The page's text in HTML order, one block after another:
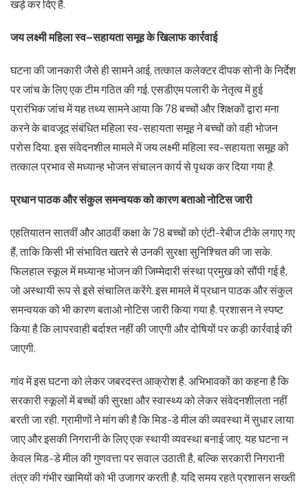
खड़े कर दिए हैं.
जयलक्ष्मीमहिलास्व–सहायतासमूहकेखिलाफकार्रवाई
घटना की जानकारी जैसे ही सामने आई, तत्काल कलेक्टर दीपक सोनी के निर्देश
पर जांच के लिए एक टीम गठित की गई. एसडीएम पलारी के नेतृत्व में हुई
प्रारंभिक जांच में यह तथ्य सामने आया कि 78 बच्चों और शिक्षकों द्वारा मना
करने के बावजूद संबंधित महिला स्व-सहायता समूह ने बच्चों को वही भोजन
परोस दिया. इस संवेदनशील मामले में जय लक्ष्मी महिला स्व-सहायता समूह को
तत्काल प्रभाव से मध्यान्ह भोजन संचालन कार्य से पृथक कर दिया गया है.
प्रधानपाठकऔरसंकुलसमन्वयककोकारणबताओनोटिसजारी
एहतियातन सातवीं और आठवीं कक्षा के 78 बच्चों को एंटी-रेबीज टीके लगाए गए
हैं, ताकि किसी भी संभावित खतरे से उनकी सुरक्षा सुनिश्चित की जा सके.
फिलहाल स्कूल में मध्यान्ह भोजन की जिम्मेदारी संस्था प्रमुख को सौंपी गई है,
जो अस्थायी रूप से इसे संचालित करेंगे. इस मामले में प्रधान पाठक और संकुल
समन्वयक को भी कारण बताओ नोटिस जारी किया गया है. प्रशासन ने स्पष्ट
किया है कि लापरवाही बर्दाश्त नहीं की जाएगी और दोषियों पर कड़ी कार्रवाई की
जाएगी.
गांव में इस घटना को लेकर जबरदस्त आक्रोश है. अभिभावकों का कहना है कि
सरकारी स्कूलों में बच्चों की सुरक्षा और स्वास्थ्य को लेकर संवेदनशीलता नहीं
बरती जा रही. ग्रामीणों ने मांग की है कि मिड-डे मील की व्यवस्था में सुधार लाया
जाए और इसकी निगरानी के लिए एक स्थायी व्यवस्था बनाई जाए. यह घटना न
केवल मिड-डे मील की गुणवत्ता पर सवाल उठाती है, बल्कि सरकारी निगरानी
तंत्र की गंभीर खामियों को भी उजागर करती है. यदि समय रहते प्रशासन सख्ती